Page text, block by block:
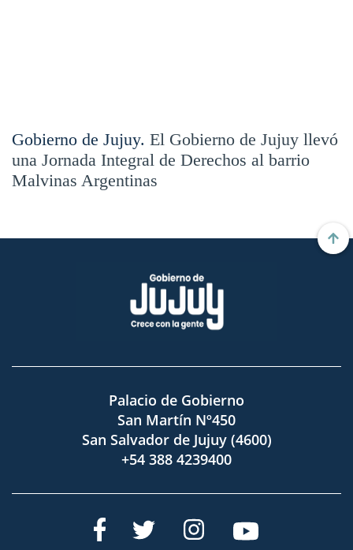
Gobierno de Jujuy. El Gobierno de Jujuy llevó
una Jornada Integral de Derechos al barrio
Malvinas Argentinas
Palacio de Gobierno
San Martín Nº450
San Salvador de Jujuy (4600)
+54 388 4239400